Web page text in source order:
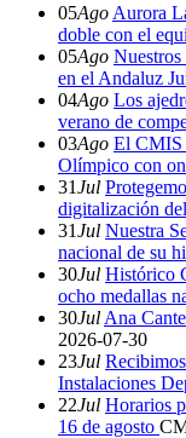
05Ago Aurora
doble con el
05Ago Nuestros
en el Andaluz
04Ago Los
verano de
03Ago El CMIS
Olímpico con
31Jul
digitalización
31Jul Nuestra
nacional de su
30Jul Histórico
ocho medallas
30Jul Ana
2026-07-30
23Jul
Instalaciones
22Jul Horarios
16 de agosto